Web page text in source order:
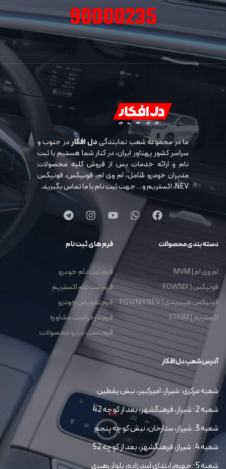
90000235
ما در مجموعه شعب نمایندگیدل افکاردر جنوب و
سراسر کشور پهناور ایران، در کنار شما هستیم با ثبت
نام و ارائه خدمات پس از فروش کلیه محصولات
مدیران خودرو شامل، ام وی ام، فونیکس، فونیکس
NEV، اکستریم و… جهت ثبت نام با ما تماس بگیرید.
دسته بندی محصولات
ام وی ام | MVM
فونیکس | FOWNIX
فونیکس هیبریدی | FOWNIX NEV
اکستریم | XTRIM
فرم های ثبت نام
فرم ثبت نام خودرو
فرم ثبت نام اکستریم
فرم تعویض خودرو
فرم درخواست مشاوره
فرم تست درایو محصولات
آدرس شعب دل افکار
شعبه مرکزی: شیراز، امیرکبیر، نبش یقطین
شعبه 2: شیراز، فرهنگشهر، بعد از کوچه 42
شعبه 3: شیراز، ستارخان، نبش کوچه پنجم
شعبه 4: شیراز، فرهنگشهر، بعد از کوچه 52
شعبه 5: جهرم، ابتداي اسد زاده، بلوار رهبري